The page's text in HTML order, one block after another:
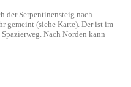
Serpentinensteig nach
gemeint (siehe Karte). Der ist im
Nach Norden kann